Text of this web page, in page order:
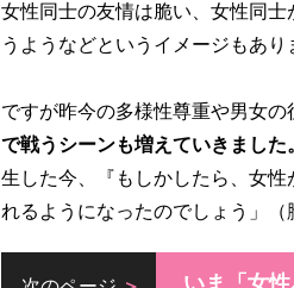
女性同士の友情は脆い、女性同
うようなどというイメージもあり
ですが昨今の多様性尊重や男女の
で戦うシーンも増えていきました
生した今、『もしかしたら、女
いま「女